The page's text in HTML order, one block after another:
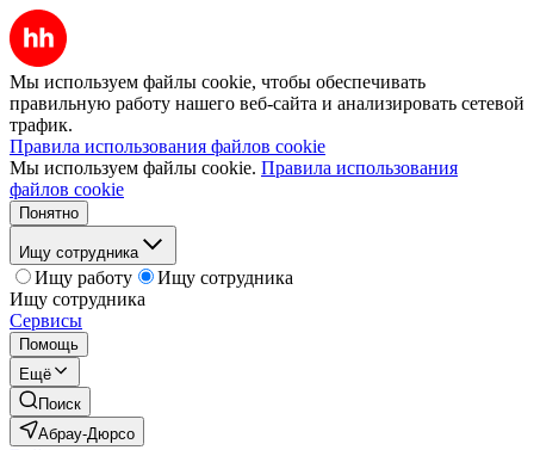
Мы используем файлы cookie, чтобы обеспечивать
правильную работу нашего веб-сайта и анализировать сетевой
трафик.
Правила использования файлов cookie
Мы используем файлы cookie. Правила использования
файлов cookie
Понятно
Ищу сотрудника
Ищу работу
Ищу сотрудника
Ищу сотрудника
Сервисы
Помощь
Ещё
Поиск
Абрау-Дюрсо